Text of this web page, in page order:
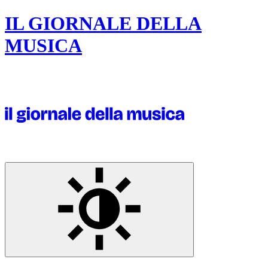
IL GIORNALE DELLA
MUSICA